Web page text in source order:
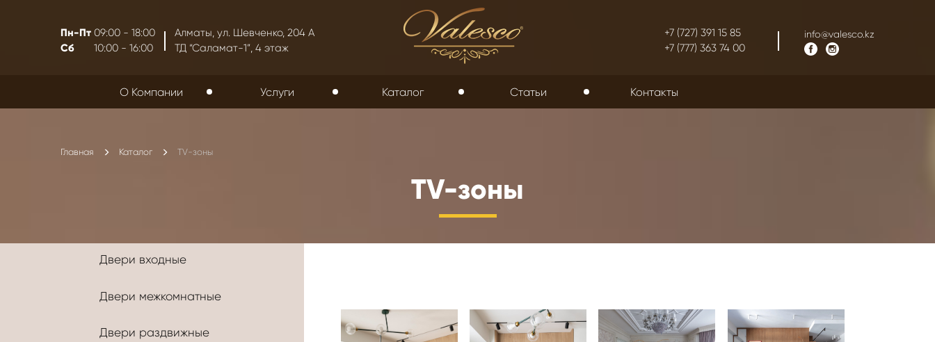
Пн-Пт
Сб
09:00 - 18:00
10:00 - 16:00
Алматы, ул. Шевченко, 204 А
ТД “Саламат-1”, 4 этаж
+7 (727) 391 15 85
+7 (777) 363 74 00
info@valesco.kz
О Компании Услуги Каталог Статьи Контакты
Главная Каталог TV-зоны
TV-зоны
Двери входные
Двери межкомнатные
Двери раздвижные